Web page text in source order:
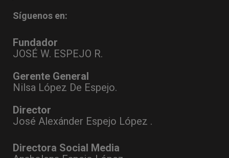
Síguenos en:
Fundador
JOSÉ W. ESPEJO R.
Gerente General
Nilsa López De Espejo.
Director
José Alexánder Espejo López .
Directora Social Media